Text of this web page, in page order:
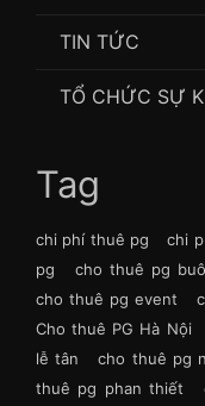
TIN TỨC
TỔ CHỨC SỰ
Tag
chi phí thuê pg chi
pg
cho thuê pg
cho thuê pg event
Cho thuê PG Hà Nội
lễ tân
cho thuê pg
thuê pg phan thiết